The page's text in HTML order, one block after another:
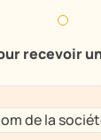
recevoir
de la